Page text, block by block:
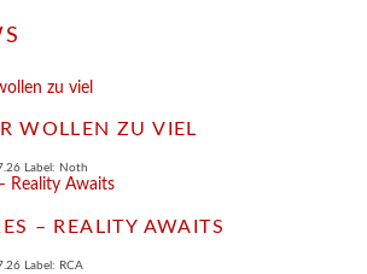
WOLLEN ZU VIEL
Label: Noth
– REALITY AWAITS
Label: RCA